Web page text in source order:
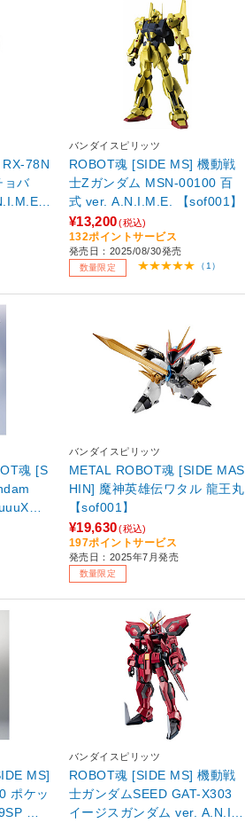
78N
ョバ
バンダイスピリッツ
ROBOT魂 [SIDE MS] 機動戦
士Zガンダム MSN-00100 百
式 ver. A.N.I.M.E. 【sof001】
¥13,200(税込)
132ポイントサービス
発売日：2025/08/30発売
数量限定 （1）
魂 [S
】
バンダイスピリッツ
METAL ROBOT魂 [SIDE MAS
HIN] 魔神英雄伝ワタル 龍王丸
【sof001】
¥19,630(税込)
197ポイントサービス
発売日：2025年7月発売
数量限定
MS]
ポケッ
ジ
バンダイスピリッツ
ROBOT魂 [SIDE MS] 機動戦
士ガンダムSEED GAT-X303
イージスガンダム ver. A.N.I.